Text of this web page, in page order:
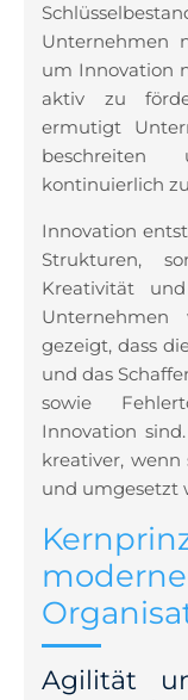
Unternehmen
um Innovation
aktiv zu
ermutigt
beschreiten
kontinuierlich
Innovation
Strukturen,
Kreativität
gezeigt, dass
und das
sowie
Innovation
kreativer, wenn
und umgesetzt
Agilität